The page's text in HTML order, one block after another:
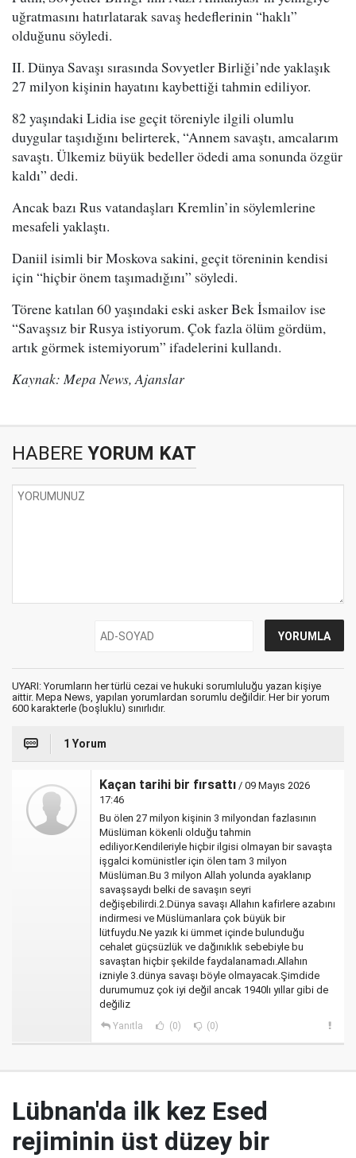
uğratmasını hatırlatarak savaş hedeflerinin “haklı”
olduğunu söyledi.
II. Dünya Savaşı sırasında Sovyetler Birliği’nde yaklaşık
27 milyon kişinin hayatını kaybettiği tahmin ediliyor.
82 yaşındaki Lidia ise geçit töreniyle ilgili olumlu
duygular taşıdığını belirterek, “Annem savaştı, amcalarım
savaştı. Ülkemiz büyük bedeller ödedi ama sonunda özgür
kaldı” dedi.
Ancak bazı Rus vatandaşları Kremlin’in söylemlerine
mesafeli yaklaştı.
Daniil isimli bir Moskova sakini, geçit töreninin kendisi
için “hiçbir önem taşımadığını” söyledi.
Törene katılan 60 yaşındaki eski asker Bek İsmailov ise
“Savaşsız bir Rusya istiyorum. Çok fazla ölüm gördüm,
artık görmek istemiyorum” ifadelerini kullandı.
Kaynak: Mepa News, Ajanslar
HABERE YORUM KAT
UYARI: Yorumların her türlü cezai ve hukuki sorumluluğu yazan kişiye
aittir. Mepa News, yapılan yorumlardan sorumlu değildir. Her bir yorum
600 karakterle (boşluklu) sınırlıdır.
1 Yorum
Kaçan tarihi bir fırsattı / 09 Mayıs 2026
17:46
Bu ölen 27 milyon kişinin 3 milyondan fazlasının
Müslüman kökenli olduğu tahmin
ediliyor.Kendileriyle hiçbir ilgisi olmayan bir savaşta
işgalci komünistler için ölen tam 3 milyon
Müslüman.Bu 3 milyon Allah yolunda ayaklanıp
savaşsaydı belki de savaşın seyri
değişebilirdi.2.Dünya savaşı Allahın kafirlere azabını
indirmesi ve Müslümanlara çok büyük bir
lütfuydu.Ne yazık ki ümmet içinde bulunduğu
cehalet güçsüzlük ve dağınıklık sebebiyle bu
savaştan hiçbir şekilde faydalanamadı.Allahın
izniyle 3.dünya savaşı böyle olmayacak.Şimdide
durumumuz çok iyi değil ancak 1940lı yıllar gibi de
değiliz
Yanıtla (0) (0)
Lübnan'da ilk kez Esed
rejiminin üst düzey bir